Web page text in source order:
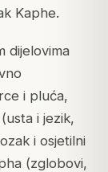
Kaphe.
dijelovima
i pluća,
i jezik,
i osjetilni
(zglobovi,